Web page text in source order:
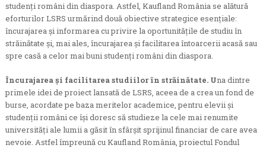
studenți români din diaspora. Astfel, Kaufland România se alătură
eforturilor LSRS urmărind două obiective strategice esenţiale:
încurajarea şi informarea cu privire la oportunităţile de studiu în
străinătate şi, mai ales, încurajarea şi facilitarea întoarcerii acasă sau
spre casă a celor mai buni studenţi români din diaspora.
Încurajarea și facilitarea studiilor în străinătate. Una dintre
primele idei de proiect lansată de LSRS, aceea de a crea un fond de
burse, acordate pe baza meritelor academice, pentru elevii şi
studenţii români ce îşi doresc să studieze la cele mai renumite
universităţi ale lumii a găsit în sfârşit sprijinul financiar de care avea
nevoie. Astfel împreună cu Kaufland România, proiectul Fondul